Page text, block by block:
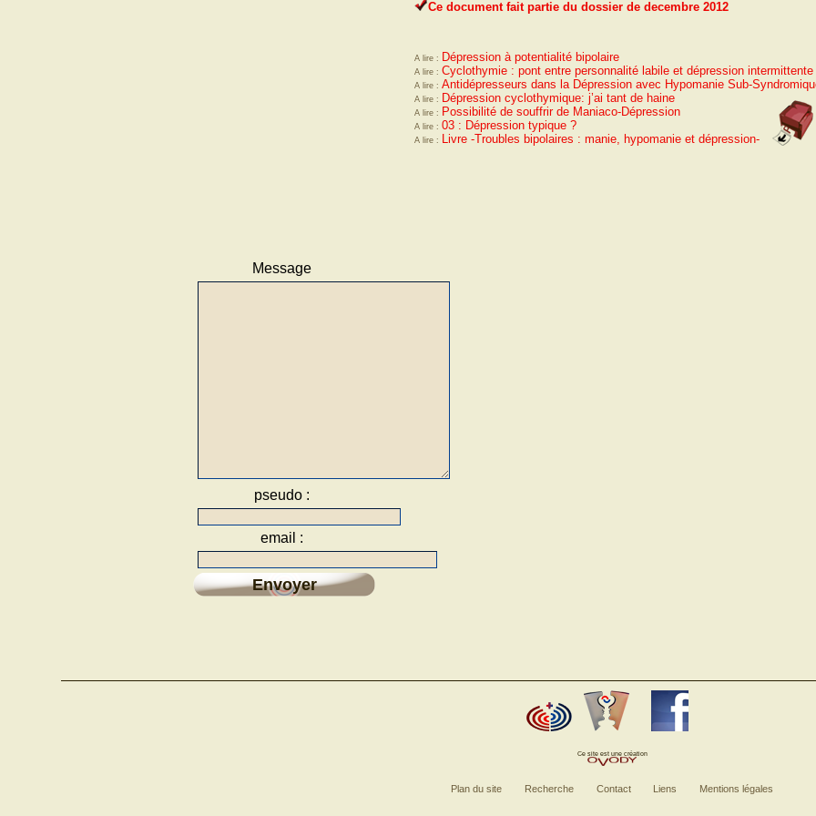
decembre 2012
Dépression à potentialité bipolaire
Cyclothymie : pont entre personnalité labile et dépression intermittente
Antidépresseurs dans la Dépression avec Hypomanie Sub-
Dépression cyclothymique: j’ai tant de haine
Possibilité de souffrir de Maniaco-Dépression
03 : Dépression typique ?
Livre -Troubles bipolaires : manie, hypomanie et dépression-
Message
pseudo :
email :
Envoyer
Ce site est une création
Plan du site Recherche Contact Liens Mentions légales